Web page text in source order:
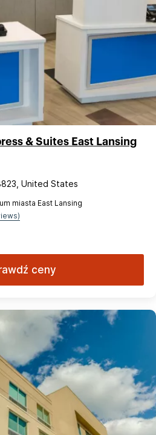
& Suites East Lansing
United States
miasta East Lansing
ceny